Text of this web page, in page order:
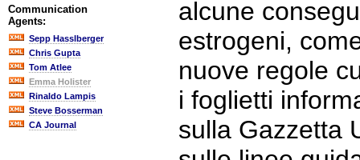
Communication
Agents:
Sepp Hasslberger
Chris Gupta
Tom Atlee
Emma Holister
Rinaldo Lampis
Steve Bosserman
CA Journal
alcune
estrogeni,
nuove regole
i foglietti
sulla Gazzetta